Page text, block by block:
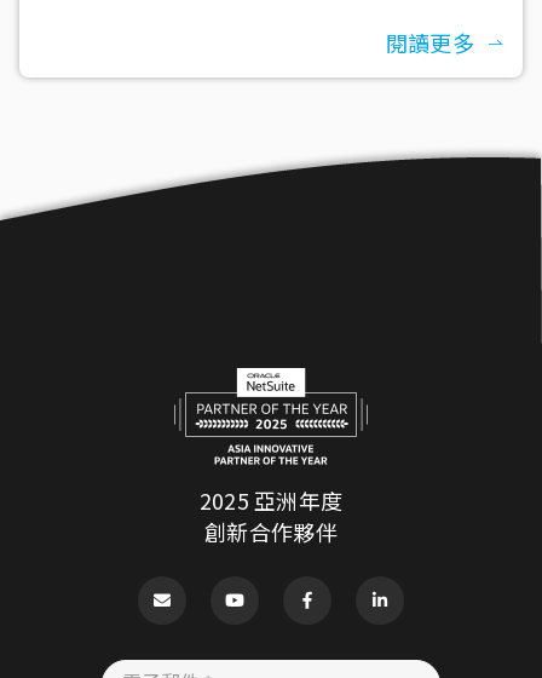
閱讀更多
2025 亞洲年度
創新合作夥伴